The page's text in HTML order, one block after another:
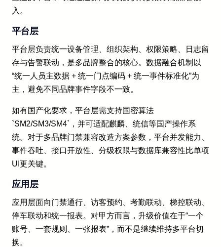
入。
平台层
平台层负责统一设备管理、组织架构、权限策略、日志留
存与告警联动，是多品牌整合的核心。数据融合机制以
“统一人员主数据 + 统一门点编码 + 统一事件标准化”为
主，避免不同品牌事件字段不一致。
如有国产化要求，平台层需支持国密算法
`SM2/SM3/SM4`，并可适配麒麟、统信等国产操作系
统。对于多品牌门禁兼容改造方案参数，平台并发能力、
事件吞吐、接口开放性、分级权限与数据库兼容性比单项
UI更关键。
应用层
应用层面向门禁通行、访客预约、考勤联动、梯控联动、
停车联动和统一报表。对甲方而言，升级价值在于“一个
账号、一套规则、一张报表”，而不是继续维持多平台切
换。